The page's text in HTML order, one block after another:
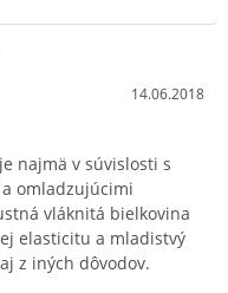
14.06.2018
najmä v súvislosti s
omladzujúcimi
vláknitá bielkovina
elasticitu a mladistvý
z iných dôvodov.